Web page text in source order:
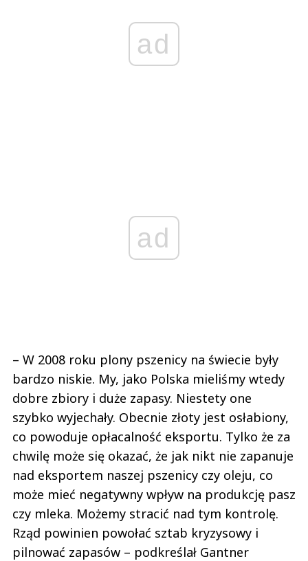
ad
ad
– W 2008 roku plony pszenicy na świecie były
bardzo niskie. My, jako Polska mieliśmy wtedy
dobre zbiory i duże zapasy. Niestety one
szybko wyjechały. Obecnie złoty jest osłabiony,
co powoduje opłacalność eksportu. Tylko że za
chwilę może się okazać, że jak nikt nie zapanuje
nad eksportem naszej pszenicy czy oleju, co
może mieć negatywny wpływ na produkcję pasz
czy mleka. Możemy stracić nad tym kontrolę.
Rząd powinien powołać sztab kryzysowy i
pilnować zapasów – podkreślał Gantner